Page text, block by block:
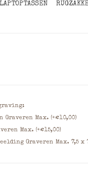
LAPTOPTASSEN
Max. (+€10,00)
Max. (+€15,00)
Graveren Max. 7,5 x